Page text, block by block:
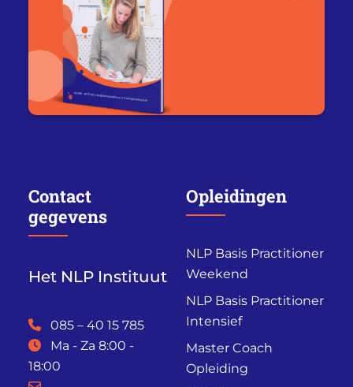
Contact
gegevens
Het NLP Instituut
085 – 40 15 785
Ma - Za 8:00 -
18:00
Opleidingen
NLP Basis Practitioner
Weekend
NLP Basis Practitioner
Intensief
Master Coach
Opleiding